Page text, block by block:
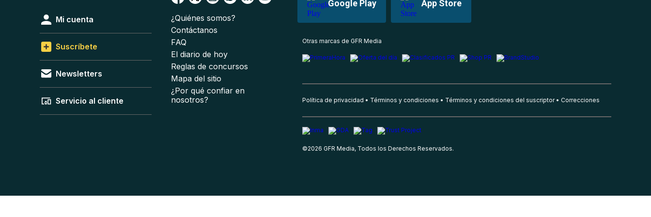
Google Play App Store
Mi cuenta
Suscríbete
Newsletters
Servicio al cliente
¿Quiénes somos?
Contáctanos
FAQ
El diario de hoy
Reglas de concursos
Mapa del sitio
¿Por qué confiar en
nosotros?
Otras marcas de GFR Media
Política de privacidad Términos y condiciones Términos y condiciones del suscriptor Correcciones
©2026 GFR Media, Todos los Derechos Reservados.